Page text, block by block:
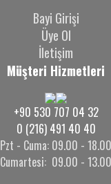
Bayi Girişi
Üye Ol
İletişim
Müşteri Hizmetleri
+90 530 707 04 32
0 (216) 491 40 40
Pzt - Cuma: 09.00 - 18.00
Cumartesi: 09.00 - 13.00